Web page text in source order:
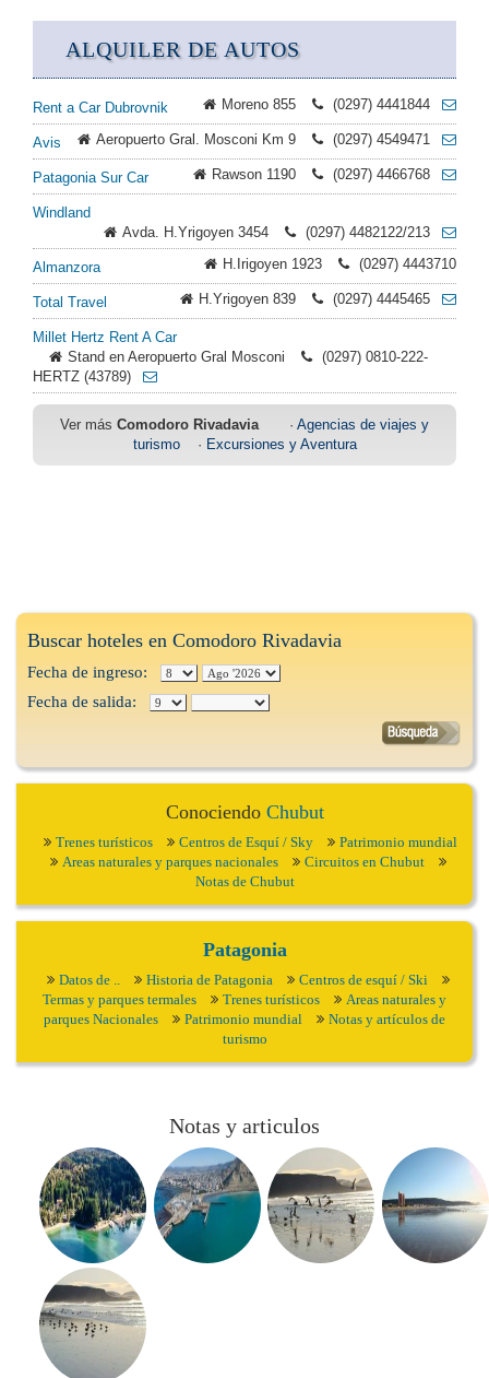
ALQUILER DE AUTOS
Rent a Car Dubrovnik Moreno 855 (0297) 4441844
Avis Aeropuerto Gral. Mosconi Km 9 (0297) 4549471
Patagonia Sur Car Rawson 1190 (0297) 4466768
Windland
Avda. H.Yrigoyen 3454
(0297) 4482122/213
Almanzora H.Irigoyen 1923 (0297) 4443710
Total Travel H.Yrigoyen 839 (0297) 4445465
Millet Hertz Rent A Car
Stand en Aeropuerto Gral Mosconi
(0297) 0810-222-
HERTZ (43789)
Ver más Comodoro Rivadavia· Agencias de viajes y
turismo· Excursiones y Aventura
Buscar hoteles en Comodoro Rivadavia
Fecha de ingreso:
Fecha de salida:
Conociendo Chubut
Trenes turísticos Centros de Esquí / Sky
Patrimonio mundial
Areas naturales y parques nacionales
Circuitos en Chubut
Notas de Chubut
Patagonia
Datos de .. Historia de Patagonia
Centros de esquí / Ski
Termas y parques termales
Trenes turísticos
Areas naturales y
parques Nacionales
Patrimonio mundial
Notas y artículos de
turismo
Notas y articulos